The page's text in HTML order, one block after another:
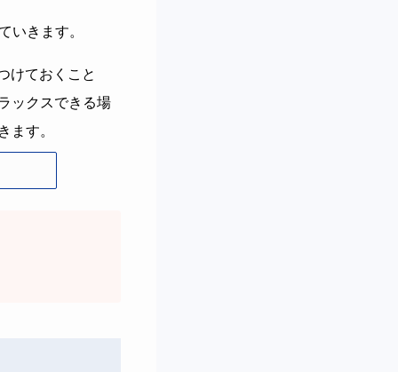
きます。
けておくこと
ックスできる場
す。